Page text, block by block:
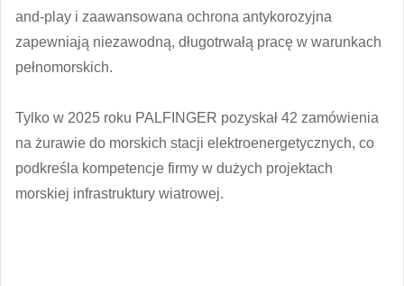
and-play i zaawansowana ochrona antykorozyjna
zapewniają niezawodną, ​​długotrwałą pracę w warunkach
pełnomorskich.
Tylko w 2025 roku PALFINGER pozyskał 42 zamówienia
na żurawie do morskich stacji elektroenergetycznych, co
podkreśla kompetencje firmy w dużych projektach
morskiej infrastruktury wiatrowej.